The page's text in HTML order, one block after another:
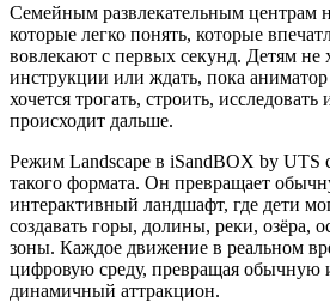
Семейным развлекательным центрам
которые легко понять, которые
вовлекают с первых секунд. Детям не
инструкции или ждать, пока
хочется трогать, строить, исследовать
происходит дальше.
Режим Landscape в iSandBOX by UTS
такого формата. Он превращает
интерактивный ландшафт, где дети
создавать горы, долины, реки, озёра,
зоны. Каждое движение в реальном
цифровую среду, превращая обычную
динамичный аттракцион.